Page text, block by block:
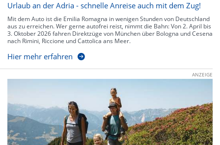
Urlaub an der Adria - schnelle Anreise auch mit dem Zug!
Mit dem Auto ist die Emilia Romagna in wenigen Stunden von Deutschland
aus zu erreichen. Wer gerne autofrei reist, nimmt die Bahn: Von 2. April bis
3. Oktober 2026 fahren Direktzüge von München über Bologna und Cesena
nach Rimini, Riccione und Cattolica ans Meer.
Hier mehr erfahren
ANZEIGE